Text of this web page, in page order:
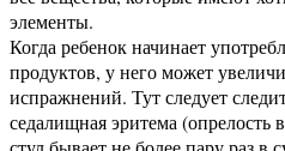
элементы.
Когда ребенок начинает
продуктов, у него может
испражнений. Тут следует
седалищная эритема (опрелость